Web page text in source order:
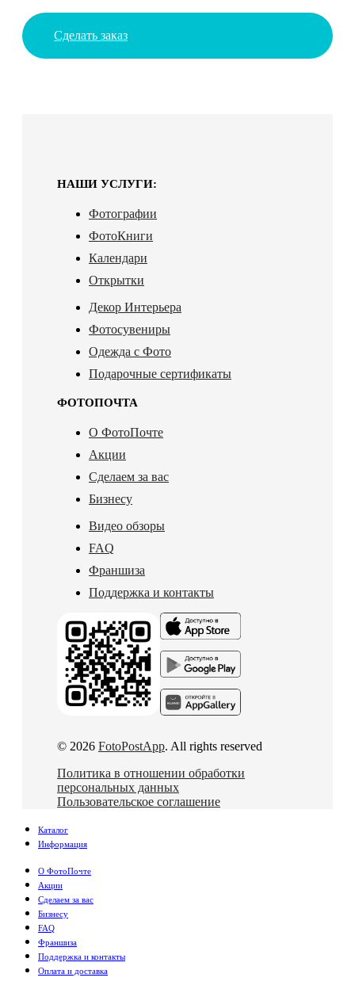
Сделать заказ
НАШИ УСЛУГИ:
Фотографии
ФотоКниги
Календари
Открытки
Декор Интерьера
Фотосувениры
Одежда с Фото
Подарочные сертификаты
ФОТОПОЧТА
О ФотоПочте
Акции
Сделаем за вас
Бизнесу
Видео обзоры
FAQ
Франшиза
Поддержка и контакты
© 2026 FotoPostApp. All rights reserved
Политика в отношении обработки
персональных данных
Пользовательское соглашение
Каталог
Информация
О ФотоПочте
Акции
Сделаем за вас
Бизнесу
FAQ
Франшиза
Поддержка и контакты
Оплата и доставка